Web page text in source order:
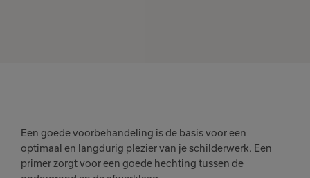
Een goede voorbehandeling is de basis voor een
optimaal en langdurig plezier van je schilderwerk. Een
primer zorgt voor een goede hechting tussen de